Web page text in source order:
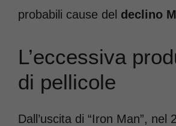
probabili cause del declino
L’eccessiva
di pellicole
Dall’uscita di “Iron Man”, nel